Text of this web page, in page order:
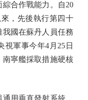
合作戰能力。自20
，先後執行第四十
國在蘇丹人員任務
視軍事今年4月25日
寧艦採取措施硬核